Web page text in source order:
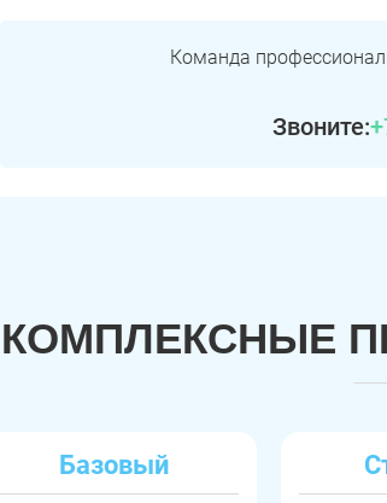
Команда
Звоните:
КОМПЛЕКСНЫЕ
Базовый